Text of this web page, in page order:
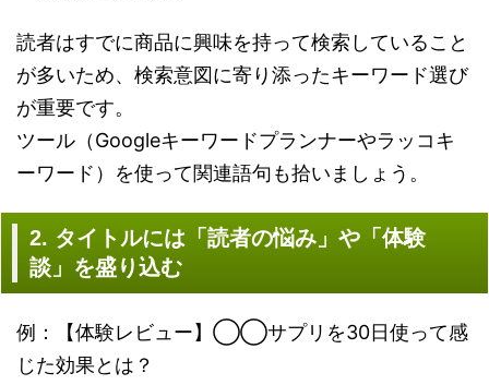
読者はすでに商品に興味を持って検索していること
が多いため、検索意図に寄り添ったキーワード選び
が重要です。
ツール（Googleキーワードプランナーやラッコキ
ーワード）を使って関連語句も拾いましょう。
2. タイトルには「読者の悩み」や「体験
談」を盛り込む
例：【体験レビュー】◯◯サプリを30日使って感
じた効果とは？